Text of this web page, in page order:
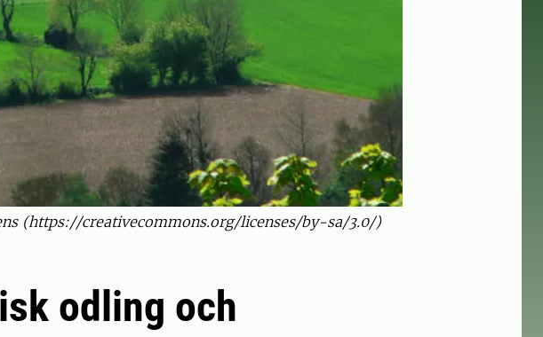
(https://creativecommons.org/licenses/by-sa/3.0/)
odling och